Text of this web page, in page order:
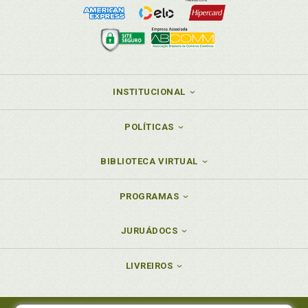
do Congresso Nacional brasileiro: exclusões e
prioridades em políticas públicas. Alice Salgado
Oliveira / Giovanna Buzolo Leite / Heloísa Pôrto
Medeiros Costa / Xisto Rodrigo Rocha de Sousa, p.
Heloísa Pôrto Medeiros Costa. População LGBTI+ na
Oliveira / Giovanna Buzolo Leite / Heloísa Pôrto
Medeiros Costa / Xisto Rodrigo Rocha de Sousa, p.
Iasmim Rodrigues Brito. Articulações de políticas
para melhoria da educação no Congresso Nacional:
/ Fauston Negreiros, p. 53
INSTITUCIONAL
POLÍTICAS
BIBLIOTECA VIRTUAL
PROGRAMAS
JURUÁDOCS
LIVREIROS